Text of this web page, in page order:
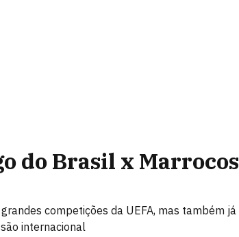
do Brasil x Marrocos
competições da UEFA, mas também já
internacional